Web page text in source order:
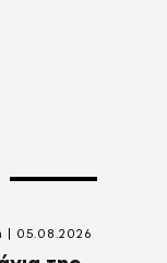
05.08.2026